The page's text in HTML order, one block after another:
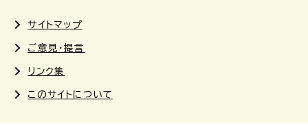
サイトマップ
ご意見・提言
リンク集
このサイトについて